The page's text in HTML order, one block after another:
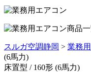
スルガ空調静岡 > 業務
(6馬力)
床置型 / 160形 (6馬力)